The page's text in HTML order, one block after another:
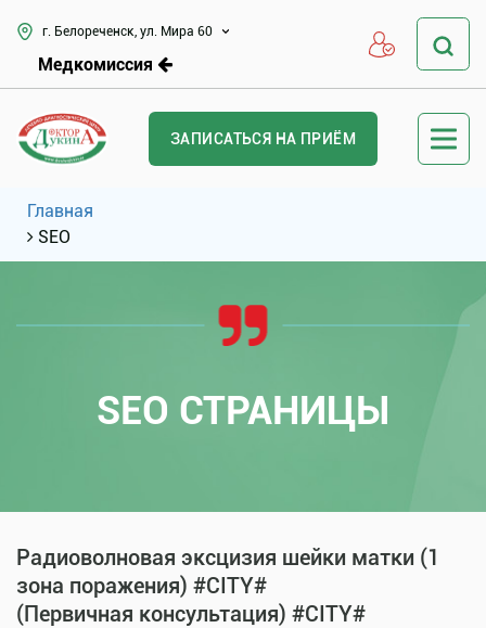
г. Белореченск, ул. Мира 60
Медкомиссия
ЗАПИСАТЬСЯ НА ПРИЁМ
Главная
SEO
SEO СТРАНИЦЫ
Радиоволновая эксцизия шейки матки (1
зона поражения) #CITY#
(Первичная консультация) #CITY#